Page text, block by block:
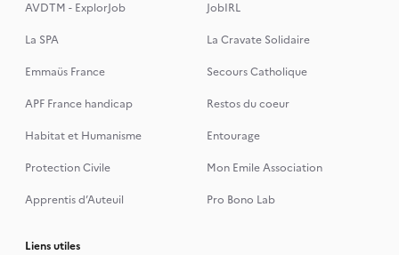
AVDTM - ExplorJob
JobIRL
La SPA
La Cravate Solidaire
Emmaüs France
Secours Catholique
APF France handicap
Restos du coeur
Habitat et Humanisme
Entourage
Protection Civile
Mon Emile Association
Apprentis d’Auteuil
Pro Bono Lab
Liens utiles